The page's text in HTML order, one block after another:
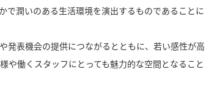
で潤いのある生活環境を演出するものであることに
発表機会の提供につながるとともに、若い感性が高
働くスタッフにとっても魅力的な空間となること